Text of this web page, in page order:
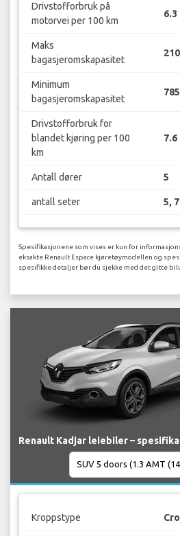
Drivstofforbruk på
motorvei per 100 km
6.3
Maks
bagasjeromskapasitet
Minimum
bagasjeromskapasitet
Drivstofforbruk for
blandet kjøring per 100
km
7.6
Antall dører 5
antall seter 5, 7
Spesifikasjonene som vises er kun for
eksakte Renault Espace kjøretøymodellen og
spesifikke detaljer bør du sjekke med det gitte
Renault Kadjar leiebiler –
Kroppstype